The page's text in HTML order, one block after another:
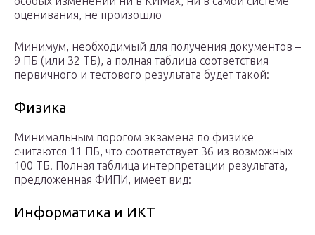
оценивания, не произошло
Минимум, необходимый для получения документов –
9 ПБ (или 32 ТБ), а полная таблица соответствия
первичного и тестового результата будет такой:
Физика
Минимальным порогом экзамена по физике
считаются 11 ПБ, что соответствует 36 из возможных
100 ТБ. Полная таблица интерпретации результата,
предложенная ФИПИ, имеет вид:
Информатика и ИКТ